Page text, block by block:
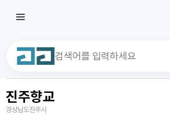
최근 검색어
진주향교
경상남도진주시